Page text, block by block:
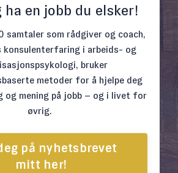
ha en jobb du elsker!
samtaler som rådgiver og coach,
konsulenterfaring i arbeids- og
bruker
metoder for å hjelpe deg
og mening på jobb – og i livet for
øvrig.
på nyhetsbrevet
mitt her!